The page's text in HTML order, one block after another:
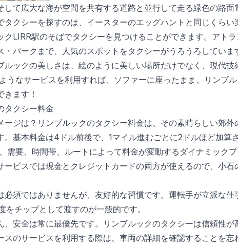
して広大な海が空間を共有する道路と並行して走る緑色の路面
タクシーを探すのは、イースターのエッグハントと同じくら
クLIRR駅のそばでタクシーを見つけることができます。アト
・パークまで、人気のスポットをタクシーがうろうろしていま
ルックの美しさは、絵のように美しい場所だけでなく、現代技
うなサービスを利用すれば、ソファーに座ったまま、リンブ
きます！
タクシー料金
ージは？リンブルックのタクシー料金は、その素晴らしい郊外
。基本料金は4ドル前後で、1マイル進むごとに2ドルほど加算さ
需要、時間帯、ルートによって料金が変動するダイナミック
ービスでは現金とクレジットカードの両方が使えるので、小
必須ではありませんが、友好的な習慣です。運転手が立派な
をチップとして渡すのが一般的です。
、安全は常に最優先です。リンブルックのタクシーは信頼性
スのサービスを利用する際は、車両の詳細を確認することを忘